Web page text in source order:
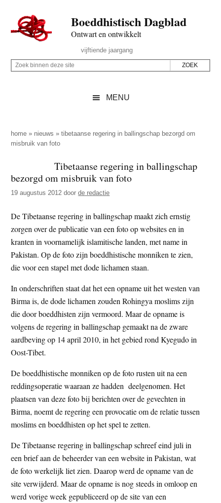
naar
de
inhoud
secondary
naar
de
sidebar
naar
de
Boeddhistisch Dagblad
Ontwart en ontwikkelt
Rechts
vijftiende jaargang
Z
p
d
z
e
i
t
e
Z
i
n
n
d
z
e
s
i
t
e
MENU
home » nieuws »tibetaanse regering in ballingschap bezorgd om
misbruik van foto
Tibetaanse regering in ballingschap
bezorgd om misbruik van foto
19 augustus 2012 doorde redactie
De Tibetaanse regering in ballingschap maakt zich ernstig
zorgen over de publicatie van een foto op websites en in
kranten in voornamelijk islamitische landen, met name in
Pakistan. Op de foto zijn boeddhistische monniken te zien,
die voor een stapel met dode lichamen staan.
In onderschriften staat dat het een opname uit het westen van
Birma is, de dode lichamen zouden Rohingya moslims zijn
die door boeddhisten zijn vermoord. Maar de opname is
volgens de regering in ballingschap gemaakt na de zware
aardbeving op 14 april 2010, in het gebied rond Kyegudo in
Oost-Tibet.
De boeddhistische monniken op de foto rusten uit na een
reddingsoperatie waaraan ze hadden deelgenomen. Het
plaatsen van deze foto bij berichten over de gevechten in
Birma, noemt de regering een provocatie om de relatie tussen
moslims en boeddhisten op het spel te zetten.
De Tibetaanse regering in ballingschap schreef eind juli in
een brief aan de beheerder van een website in Pakistan, wat
de foto werkelijk liet zien. Daarop werd de opname van de
site verwijderd. Maar de opname is nog steeds in omloop en
werd vorige week gepubliceerd op de site van een